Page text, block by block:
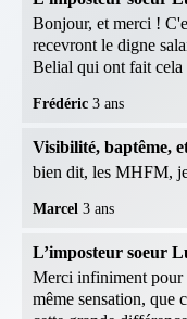
Bonjour, et merci !
recevront le digne
Belial qui ont fait cela
Frédéric 3 ans
Visibilité, baptême,
bien dit, les MHFM,
Marcel 3 ans
L’imposteur soeur
Merci infiniment pour
même sensation, que